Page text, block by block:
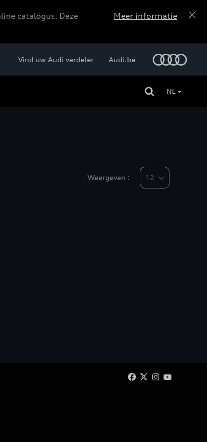
catalogus. Deze
Meer informatie
Vind uw Audi verdeler Audi.be
NL
Weergeven :